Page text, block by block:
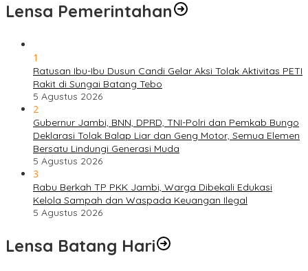
Lensa Pemerintahan
1
Ratusan Ibu-Ibu Dusun Candi Gelar Aksi Tolak Aktivitas PETI
Rakit di Sungai Batang Tebo
5 Agustus 2026
2
Gubernur Jambi, BNN, DPRD, TNI-Polri dan Pemkab Bungo
Deklarasi Tolak Balap Liar dan Geng Motor, Semua Elemen
Bersatu Lindungi Generasi Muda
5 Agustus 2026
3
Rabu Berkah TP PKK Jambi, Warga Dibekali Edukasi
Kelola Sampah dan Waspada Keuangan Ilegal
5 Agustus 2026
Lensa Batang Hari